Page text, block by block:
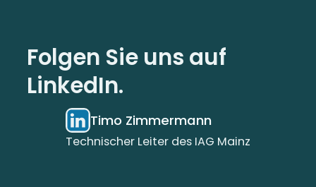
Folgen Sie uns auf
LinkedIn.
Timo Zimmermann
Technischer Leiter des IAG Mainz